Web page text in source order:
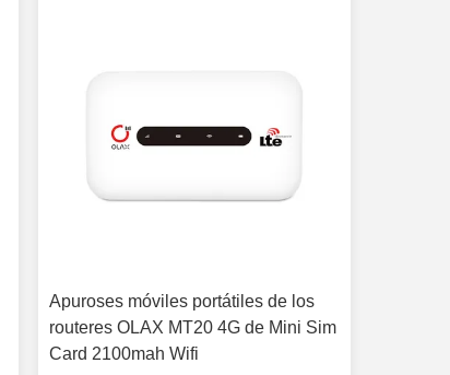
Apuroses móviles portátiles de los
routeres OLAX MT20 4G de Mini Sim
Card 2100mah Wifi